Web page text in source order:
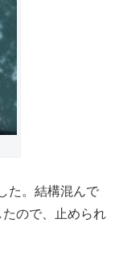
た。結構混んで
ので、止められ